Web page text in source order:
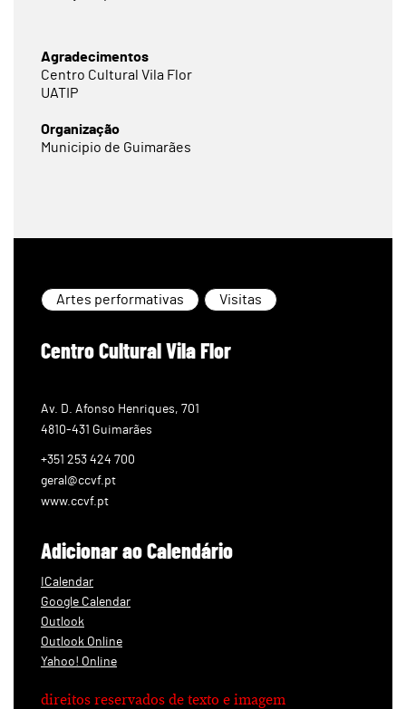
Agradecimentos
Centro Cultural Vila Flor
UATIP
Organização
Municipio de Guimarães
Artes performativas Visitas
Centro Cultural Vila Flor
Av. D. Afonso Henriques, 701
4810-431 Guimarães
+351 253 424 700
geral@ccvf.pt
www.ccvf.pt
Adicionar ao Calendário
ICalendar
Google Calendar
Outlook
Outlook Online
Yahoo! Online
direitos reservados de texto e imagem